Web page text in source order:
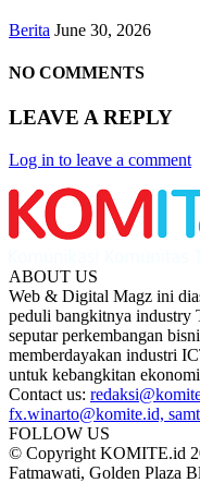
Berita June 30, 2026
NO COMMENTS
LEAVE A REPLY
Log in to leave a comment
ABOUT US
Web & Digital Magz ini
peduli bangkitnya
seputar perkembangan
memberdayakan industri
untuk kebangkitan
Contact us:
fx.winarto@komite.id,
FOLLOW US
© Copyright KOMITE.id
Fatmawati, Golden Plaza